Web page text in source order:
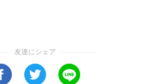
友達にシェア